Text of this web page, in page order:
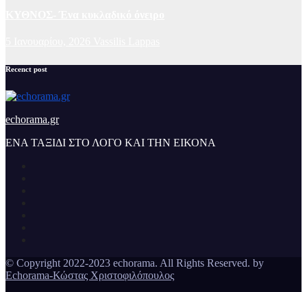
Recenct post
echorama.gr
ΕΝΑ ΤΑΞΙΔΙ ΣΤΟ ΛΟΓΟ ΚΑΙ ΤΗΝ ΕΙΚΟΝΑ
© Copyright 2022-2023 echorama. All Rights Reserved. by
Echorama-Κώστας Χριστοφιλόπουλος